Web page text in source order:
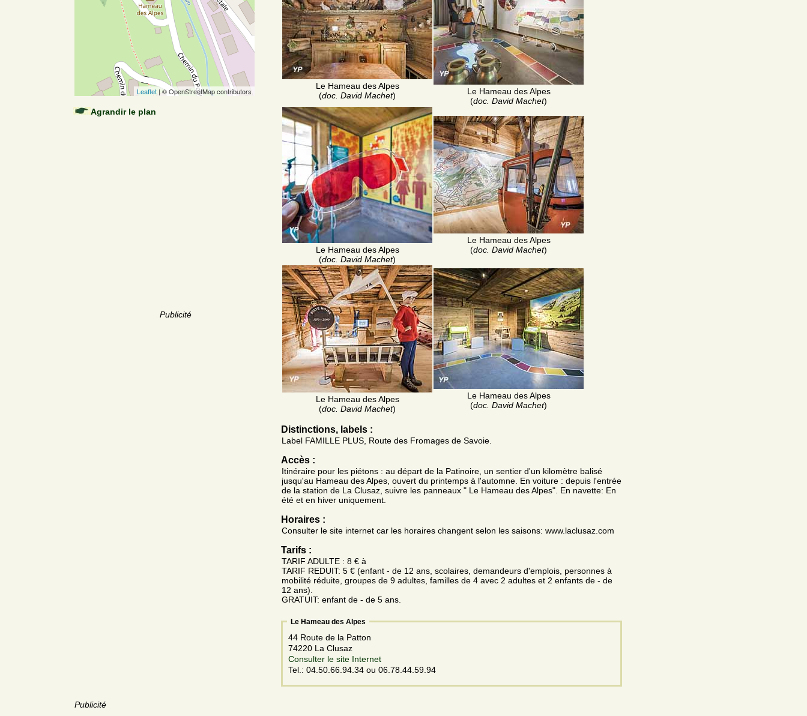
Leaflet | © OpenStreetMap contributors
Agrandir le plan
Publicité
Le Hameau des Alpes
(doc. David Machet)
Le Hameau des Alpes
(doc. David Machet)
Le Hameau des Alpes
(doc. David Machet)
Le Hameau des Alpes
(doc. David Machet)
Le Hameau des Alpes
(doc. David Machet)
Le Hameau des Alpes
(doc. David Machet)
Distinctions, labels :
Label FAMILLE PLUS, Route des Fromages de Savoie.
Accès :
Itinéraire pour les piétons : au départ de la Patinoire, un sentier d'un kilomètre balisé
jusqu'au Hameau des Alpes, ouvert du printemps à l'automne. En voiture : depuis l'entrée
de la station de La Clusaz, suivre les panneaux " Le Hameau des Alpes". En navette: En
été et en hiver uniquement.
Horaires :
Consulter le site internet car les horaires changent selon les saisons: www.laclusaz.com
Tarifs :
TARIF ADULTE : 8 € à
TARIF REDUIT: 5 € (enfant - de 12 ans, scolaires, demandeurs d'emplois, personnes à
mobilité réduite, groupes de 9 adultes, familles de 4 avec 2 adultes et 2 enfants de - de
12 ans).
GRATUIT: enfant de - de 5 ans.
Le Hameau des Alpes
44 Route de la Patton
74220 La Clusaz
Consulter le site Internet
Tel.: 04.50.66.94.34 ou 06.78.44.59.94
Publicité